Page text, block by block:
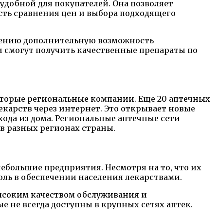
для покупателей. Она позволяет
сравнения цен и выбора подходящего
дополнительную возможность
получить качественные препараты по
региональные компании. Еще 20 аптечных
через интернет. Это открывает новые
из дома. Региональные аптечные сети
разных регионах страны.
предприятия. Несмотря на то, что их
в обеспечении населения лекарствами.
качеством обслуживания и
всегда доступны в крупных сетях аптек.